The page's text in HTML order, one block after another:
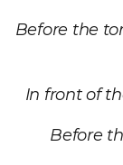
Before the
In front of
Before